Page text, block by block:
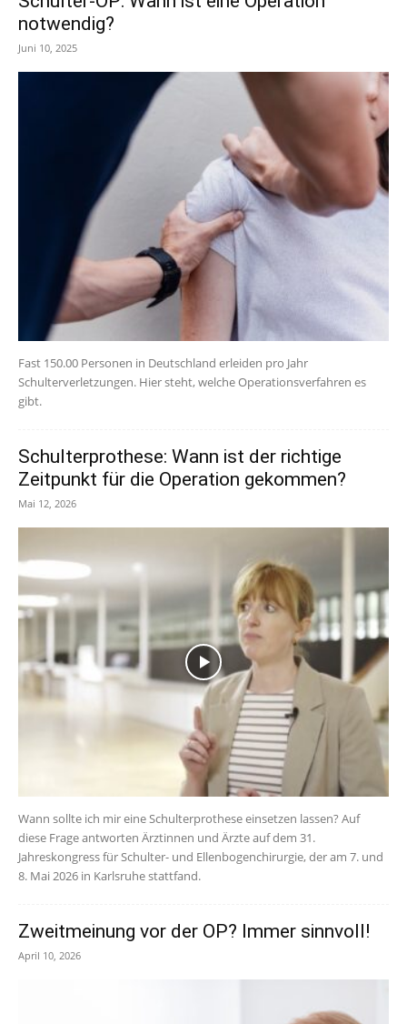
notwendig?
Juni 10, 2025
Fast 150.00 Personen in Deutschland erleiden pro Jahr
Schulterverletzungen. Hier steht, welche Operationsverfahren es
gibt.
Schulterprothese: Wann ist der richtige
Zeitpunkt für die Operation gekommen?
Mai 12, 2026
Wann sollte ich mir eine Schulterprothese einsetzen lassen? Auf
diese Frage antworten Ärztinnen und Ärzte auf dem 31.
Jahreskongress für Schulter- und Ellenbogenchirurgie, der am 7. und
8. Mai 2026 in Karlsruhe stattfand.
Zweitmeinung vor der OP? Immer sinnvoll!
April 10, 2026